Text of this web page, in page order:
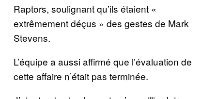
Raptors, soulignant qu’ils étaient «
extrêmement déçus » des gestes de Mark
Stevens.
L’équipe a aussi affirmé que l’évaluation de
cette affaire n’était pas terminée.